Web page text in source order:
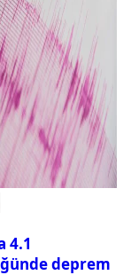
4.1
deprem